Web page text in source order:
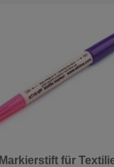
Markierstift für